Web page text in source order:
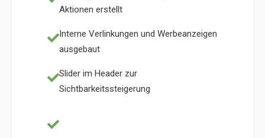
Aktionen erstellt
Interne Verlinkungen und Werbeanzeigen
ausgebaut
Slider im Header zur
Sichtbarkeitssteigerung